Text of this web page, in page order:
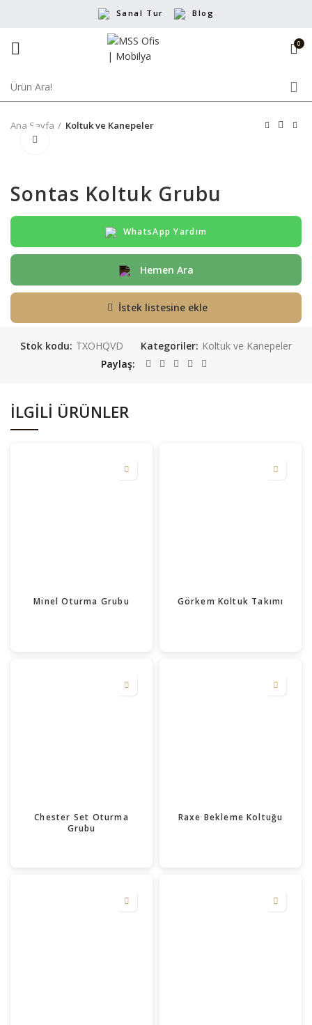
Sanal Tur Blog
0
Ana Sayfa
Koltuk ve Kanepeler
Sontas Koltuk Grubu
WhatsApp Yardım
Hemen Ara
İstek listesine ekle
Stok kodu: TXOHQVD Kategoriler: Koltuk ve Kanepeler
Paylaş
İLGILI ÜRÜNLER
Minel Oturma Grubu Görkem Koltuk Takımı
Chester Set Oturma
Grubu
Raxe Bekleme Koltuğu